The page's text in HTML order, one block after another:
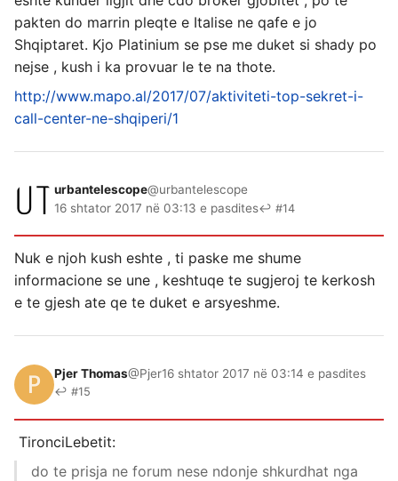
pakten do marrin pleqte e Italise ne qafe e jo
Shqiptaret. Kjo Platinium se pse me duket si shady po
nejse , kush i ka provuar le te na thote.
http://www.mapo.al/2017/07/aktiviteti-top-sekret-i-
call-center-ne-shqiperi/1
urbantelescope@urbantelescope
16 shtator 2017 në 03:13 e pasdites↩ #14
Nuk e njoh kush eshte , ti paske me shume
informacione se une , keshtuqe te sugjeroj te kerkosh
e te gjesh ate qe te duket e arsyeshme.
Pjer Thomas@Pjer16 shtator 2017 në 03:14 e pasdites
↩ #15
TironciLebetit:
do te prisja ne forum nese ndonje shkurdhat nga